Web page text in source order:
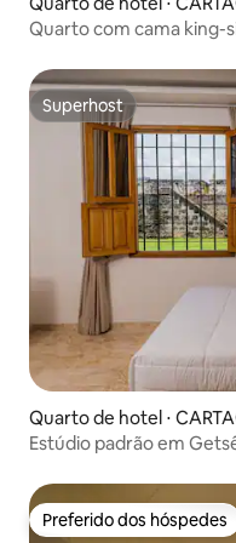
Quarto com cama king-
Superhost
Superhost
Quarto de hotel ⋅
Estúdio padrão em
Preferido dos hóspedes
Preferido dos hóspedes